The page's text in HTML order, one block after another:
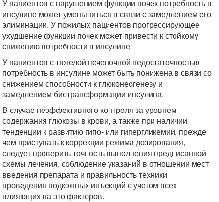
У пациентов с нарушением функции почек потребность в
инсулине может уменьшиться в связи с замедлением его
элиминации. У пожилых пациентов прогрессирующее
ухудшение функции почек может привести к стойкому
снижению потребности в инсулине.
У пациентов с тяжелой печеночной недостаточностью
потребность в инсулине может быть понижена в связи со
снижением способности к глюконеогенезу и
замедлением биотрансформации инсулина.
В случае неэффективного контроля за уровнем
содержания глюкозы в крови, а также при наличии
тенденции к развитию гипо- или гипергликемии, прежде
чем приступать к коррекции режима дозирования,
следует проверить точность выполнения предписанной
схемы лечения, соблюдение указаний в отношении мест
введения препарата и правильность техники
проведения подкожных инъекций с учетом всех
влияющих на это факторов.